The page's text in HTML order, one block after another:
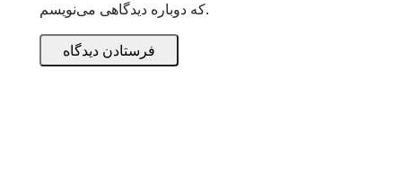
که دوباره دیدگاهی می‌نویسم.